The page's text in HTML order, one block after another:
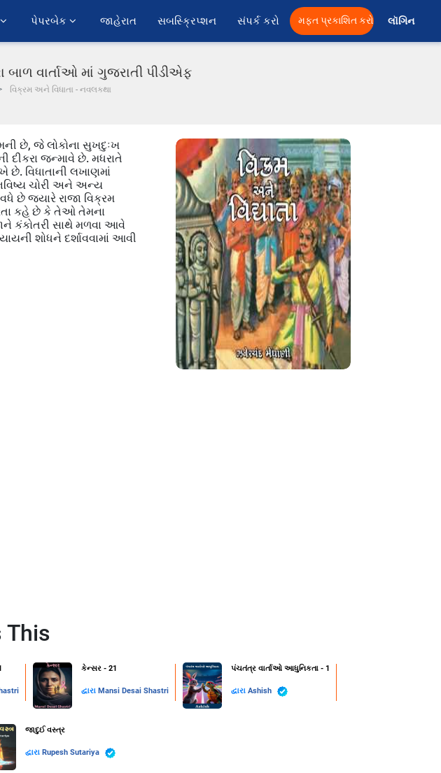
પેપરબેક જાહેરાત સબસ્ક્રિપ્શન સંપર્ક કરો મફત પ્રકાશિત કરો લૉગિન
બાળ વાર્તાઓ માં ગુજરાતી પીડીએફ
વિક્રમ અને વિધાતા - નવલકથા
છે, જે લોકોના સુખદુઃખ
જન્માવે છે. મધરાતે
વિધાતાની લખાણમાં
ચોરી અને અન્ય
છે જ્યારે રાજા વિક્રમ
કહે છે કે તેઓ તેમના
કંકોતરી સાથે મળવા આવે
શોધને દર્શાવવામાં આવી
This
કેન્સર - 21
દ્વારા Mansi Desai Shastri
પંચતંત્ર વાર્તાઓ આધુનિકતા - 1
દ્વારા Ashish
જાદુઈ વસ્ત્ર
દ્વારા Rupesh Sutariya